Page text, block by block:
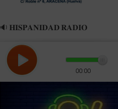
🔉 𝐇𝐈𝐒𝐏𝐀𝐍𝐈𝐃𝐀𝐃 𝐑𝐀𝐃𝐈𝐎